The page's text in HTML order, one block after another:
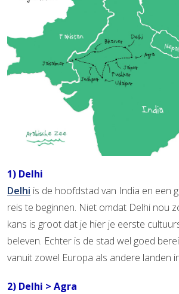
1) Delhi
Delhi is de hoofdstad van India en een
reis te beginnen. Niet omdat Delhi nou
kans is groot dat je hier je eerste
beleven. Echter is de stad wel goed
vanuit zowel Europa als andere landen
2) Delhi > Agra